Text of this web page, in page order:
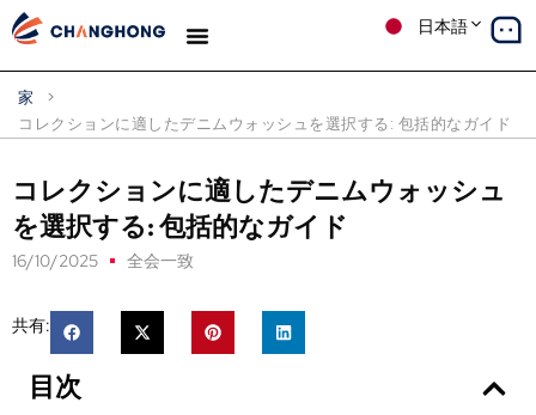
日本語
家
>
コレクションに適したデニムウォッシュを選択する: 包括的なガイド
コレクションに適したデニムウォッシュ
を選択する: 包括的なガイド
16/10/2025 全会一致
共有:
目次